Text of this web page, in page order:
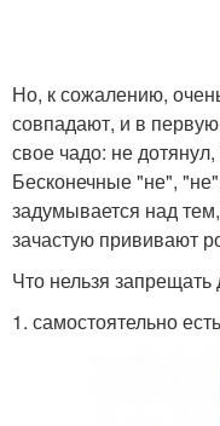
Но, к сожалению,
совпадают, и в
свое чадо: не
Бесконечные "не",
задумывается над
зачастую прививают
Что нельзя запрещать
1. самостоятельно